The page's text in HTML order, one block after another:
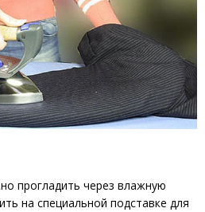
прогладить через влажную
на специальной подставке для